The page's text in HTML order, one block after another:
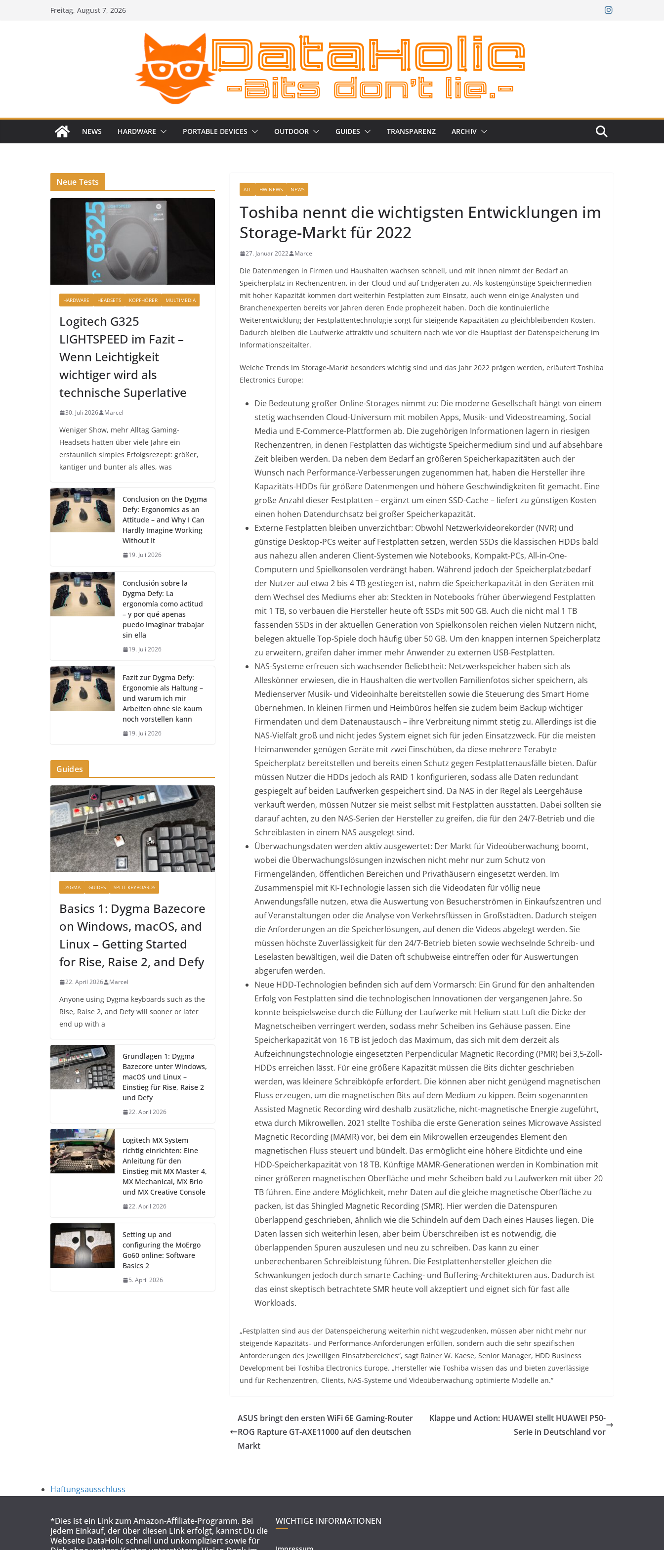
Freitag, August 7, 2026
NEWS HARDWARE PORTABLE DEVICES OUTDOOR GUIDES TRANSPARENZ ARCHIV
ALL HW-NEWS NEWS
Toshiba nennt die wichtigsten Entwicklungen im
Storage-Markt für 2022​
27. Januar 2022 Marcel
Die Datenmengen in Firmen und Haushalten wachsen schnell, und mit ihnen nimmt der Bedarf an
Speicherplatz in Rechenzentren, in der Cloud und auf Endgeräten zu. Als kostengünstige Speichermedien
mit hoher Kapazität kommen dort weiterhin Festplatten zum Einsatz, auch wenn einige Analysten und
Branchenexperten bereits vor Jahren deren Ende prophezeit haben. Doch die kontinuierliche
Weiterentwicklung der Festplattentechnologie sorgt für steigende Kapazitäten zu gleichbleibenden Kosten.
Dadurch bleiben die Laufwerke attraktiv und schultern nach wie vor die Hauptlast der Datenspeicherung im
Informationszeitalter.
Welche Trends im Storage-Markt besonders wichtig sind und das Jahr 2022 prägen werden, erläutert Toshiba
Electronics Europe:
Die Bedeutung großer Online-Storages nimmt zu: Die moderne Gesellschaft hängt von einem
stetig wachsenden Cloud-Universum mit mobilen Apps, Musik- und Videostreaming, Social
Media und E-Commerce-Plattformen ab. Die zugehörigen Informationen lagern in riesigen
Rechenzentren, in denen Festplatten das wichtigste Speichermedium sind und auf absehbare
Zeit bleiben werden. Da neben dem Bedarf an größeren Speicherkapazitäten auch der
Wunsch nach Performance-Verbesserungen zugenommen hat, haben die Hersteller ihre
Kapazitäts-HDDs für größere Datenmengen und höhere Geschwindigkeiten fit gemacht. Eine
große Anzahl dieser Festplatten – ergänzt um einen SSD-Cache – liefert zu günstigen Kosten
einen hohen Datendurchsatz bei großer Speicherkapazität.
Externe Festplatten bleiben unverzichtbar: Obwohl Netzwerkvideorekorder (NVR) und
günstige Desktop-PCs weiter auf Festplatten setzen, werden SSDs die klassischen HDDs bald
aus nahezu allen anderen Client-Systemen wie Notebooks, Kompakt-PCs, All-in-One-
Computern und Spielkonsolen verdrängt haben. Während jedoch der Speicherplatzbedarf
der Nutzer auf etwa 2 bis 4 TB gestiegen ist, nahm die Speicherkapazität in den Geräten mit
dem Wechsel des Mediums eher ab: Steckten in Notebooks früher überwiegend Festplatten
mit 1 TB, so verbauen die Hersteller heute oft SSDs mit 500 GB. Auch die nicht mal 1 TB
fassenden SSDs in der aktuellen Generation von Spielkonsolen reichen vielen Nutzern nicht,
belegen aktuelle Top-Spiele doch häufig über 50 GB. Um den knappen internen Speicherplatz
zu erweitern, greifen daher immer mehr Anwender zu externen USB-Festplatten.
NAS-Systeme erfreuen sich wachsender Beliebtheit: Netzwerkspeicher haben sich als
Alleskönner erwiesen, die in Haushalten die wertvollen Familienfotos sicher speichern, als
Medienserver Musik- und Videoinhalte bereitstellen sowie die Steuerung des Smart Home
übernehmen. In kleinen Firmen und Heimbüros helfen sie zudem beim Backup wichtiger
Firmendaten und dem Datenaustausch – ihre Verbreitung nimmt stetig zu. Allerdings ist die
NAS-Vielfalt groß und nicht jedes System eignet sich für jeden Einsatzzweck. Für die meisten
Heimanwender genügen Geräte mit zwei Einschüben, da diese mehrere Terabyte
Speicherplatz bereitstellen und bereits einen Schutz gegen Festplattenausfälle bieten. Dafür
müssen Nutzer die HDDs jedoch als RAID 1 konfigurieren, sodass alle Daten redundant
gespiegelt auf beiden Laufwerken gespeichert sind. Da NAS in der Regel als Leergehäuse
verkauft werden, müssen Nutzer sie meist selbst mit Festplatten ausstatten. Dabei sollten sie
darauf achten, zu den NAS-Serien der Hersteller zu greifen, die für den 24/7-Betrieb und die
Schreiblasten in einem NAS ausgelegt sind.
Überwachungsdaten werden aktiv ausgewertet: Der Markt für Videoüberwachung boomt,
wobei die Überwachungslösungen inzwischen nicht mehr nur zum Schutz von
Firmengeländen, öffentlichen Bereichen und Privathäusern eingesetzt werden. Im
Zusammenspiel mit KI-Technologie lassen sich die Videodaten für völlig neue
Anwendungsfälle nutzen, etwa die Auswertung von Besucherströmen in Einkaufszentren und
auf Veranstaltungen oder die Analyse von Verkehrsflüssen in Großstädten. Dadurch steigen
die Anforderungen an die Speicherlösungen, auf denen die Videos abgelegt werden. Sie
müssen höchste Zuverlässigkeit für den 24/7-Betrieb bieten sowie wechselnde Schreib- und
Leselasten bewältigen, weil die Daten oft schubweise eintreffen oder für Auswertungen
abgerufen werden.
Neue HDD-Technologien befinden sich auf dem Vormarsch: Ein Grund für den anhaltenden
Erfolg von Festplatten sind die technologischen Innovationen der vergangenen Jahre. So
konnte beispielsweise durch die Füllung der Laufwerke mit Helium statt Luft die Dicke der
Magnetscheiben verringert werden, sodass mehr Scheiben ins Gehäuse passen. Eine
Speicherkapazität von 16 TB ist jedoch das Maximum, das sich mit dem derzeit als
Aufzeichnungstechnologie eingesetzten Perpendicular Magnetic Recording (PMR) bei 3,5-Zoll-
HDDs erreichen lässt. Für eine größere Kapazität müssen die Bits dichter geschrieben
werden, was kleinere Schreibköpfe erfordert. Die können aber nicht genügend magnetischen
Fluss erzeugen, um die magnetischen Bits auf dem Medium zu kippen. Beim sogenannten
Assisted Magnetic Recording wird deshalb zusätzliche, nicht-magnetische Energie zugeführt,
etwa durch Mikrowellen. 2021 stellte Toshiba die erste Generation seines Microwave Assisted
Magnetic Recording (MAMR) vor, bei dem ein Mikrowellen erzeugendes Element den
magnetischen Fluss steuert und bündelt. Das ermöglicht eine höhere Bitdichte und eine
HDD-Speicherkapazität von 18 TB. Künftige MAMR-Generationen werden in Kombination mit
einer größeren magnetischen Oberfläche und mehr Scheiben bald zu Laufwerken mit über 20
TB führen. Eine andere Möglichkeit, mehr Daten auf die gleiche magnetische Oberfläche zu
packen, ist das Shingled Magnetic Recording (SMR). Hier werden die Datenspuren
überlappend geschrieben, ähnlich wie die Schindeln auf dem Dach eines Hauses liegen. Die
Daten lassen sich weiterhin lesen, aber beim Überschreiben ist es notwendig, die
überlappenden Spuren auszulesen und neu zu schreiben. Das kann zu einer
unberechenbaren Schreibleistung führen. Die Festplattenhersteller gleichen die
Schwankungen jedoch durch smarte Caching- und Buffering-Architekturen aus. Dadurch ist
das einst skeptisch betrachtete SMR heute voll akzeptiert und eignet sich für fast alle
Workloads.
„Festplatten sind aus der Datenspeicherung weiterhin nicht wegzudenken, müssen aber nicht mehr nur
steigende Kapazitäts- und Performance-Anforderungen erfüllen, sondern auch die sehr spezifischen
Anforderungen des jeweiligen Einsatzbereiches“, sagt Rainer W. Kaese, Senior Manager, HDD Business
Development bei Toshiba Electronics Europe. „Hersteller wie Toshiba wissen das und bieten zuverlässige
und für Rechenzentren, Clients, NAS-Systeme und Videoüberwachung optimierte Modelle an.“
ASUS bringt den ersten WiFi 6E Gaming-Router
ROG Rapture GT-AXE11000 auf den deutschen
Markt
Klappe und Action: HUAWEI stellt HUAWEI P50-
Serie in Deutschland vor
Neue Tests
HARDWARE HEADSETS KOPFHÖRER MULTIMEDIA
Logitech G325
LIGHTSPEED im Fazit –
Wenn Leichtigkeit
wichtiger wird als
technische Superlative
30. Juli 2026 Marcel
Weniger Show, mehr Alltag Gaming-
Headsets hatten über viele Jahre ein
erstaunlich simples Erfolgsrezept: größer,
kantiger und bunter als alles, was
Conclusion on the Dygma
Defy: Ergonomics as an
Attitude – and Why I Can
Hardly Imagine Working
Without It
19. Juli 2026
Conclusión sobre la
Dygma Defy: La
ergonomía como actitud
– y por qué apenas
puedo imaginar trabajar
sin ella
19. Juli 2026
Fazit zur Dygma Defy:
Ergonomie als Haltung –
und warum ich mir
Arbeiten ohne sie kaum
noch vorstellen kann
19. Juli 2026
Guides
DYGMA GUIDES SPLIT KEYBOARDS
Basics 1: Dygma Bazecore
on Windows, macOS, and
Linux – Getting Started
for Rise, Raise 2, and Defy
22. April 2026 Marcel
Anyone using Dygma keyboards such as the
Rise, Raise 2, and Defy will sooner or later
end up with a
Grundlagen 1: Dygma
Bazecore unter Windows,
macOS und Linux –
Einstieg für Rise, Raise 2
und Defy
22. April 2026
Logitech MX System
richtig einrichten: Eine
Anleitung für den
Einstieg mit MX Master 4,
MX Mechanical, MX Brio
und MX Creative Console
22. April 2026
Setting up and
configuring the MoErgo
Go60 online: Software
Basics 2
5. April 2026
Haftungsausschluss
*Dies ist ein Link zum Amazon-Affiliate-Programm. Bei
jedem Einkauf, der über diesen Link erfolgt, kannst Du die
Webseite DataHolic schnell und unkompliziert sowie für
WICHTIGE INFORMATIONEN